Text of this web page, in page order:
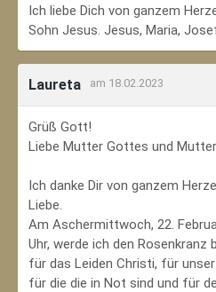
Ich liebe Dich von ganzem
Sohn Jesus. Jesus, Maria,
Laureta am 18.02.2023
Grüß Gott!
Liebe Mutter Gottes und
Ich danke Dir von ganzem
Liebe.
Am Aschermittwoch, 22.
Uhr, werde ich den Rosenkranz
für das Leiden Christi, für
für die die in Not sind und für